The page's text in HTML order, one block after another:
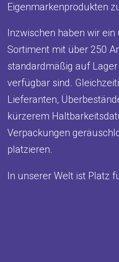
Eigenmarkenprodukten
Inzwischen haben wir
Sortiment mit über 250
standardmäßig auf
verfügbar sind.
Lieferanten,
kürzerem
Verpackungen
platzieren.
In unserer Welt ist Platz